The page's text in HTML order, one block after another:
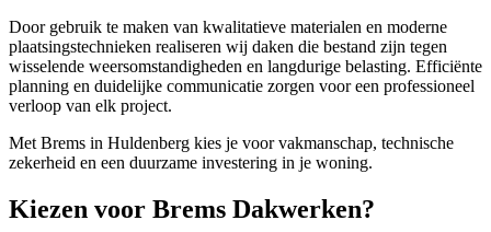
Door gebruik te maken van kwalitatieve materialen en moderne
plaatsingstechnieken realiseren wij daken die bestand zijn tegen
wisselende weersomstandigheden en langdurige belasting. Efficiënte
planning en duidelijke communicatie zorgen voor een professioneel
verloop van elk project.
Met Brems in Huldenberg kies je voor vakmanschap, technische
zekerheid en een duurzame investering in je woning.
Kiezen voor Brems Dakwerken?